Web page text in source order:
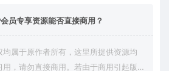
员专享资源能否直接商用？
属于原作者所有，这里所提供资源均
用，请勿直接商用。若由于商用引起版